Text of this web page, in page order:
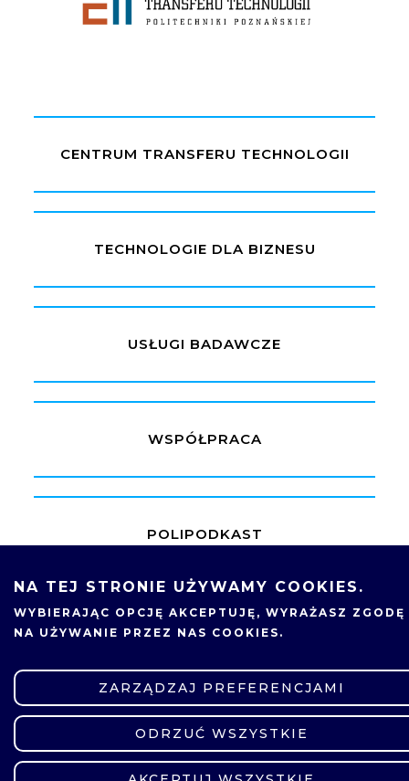
CENTRUM TRANSFERU TECHNOLOGII
CENTRUM TRANSFERU TECHNOLOGII
TECHNOLOGIE DLA BIZNESU
USŁUGI BADAWCZE
WSPÓŁPRACA
POLIPODKAST
SCIENCE4BUSINESS
UPOWSZECHNIANIE DOKTORATÓW
WDROŻENIOWYCH
NA TEJ STRONIE UŻYWAMY COOKIES.
WYBIERAJĄC OPCJĘ AKCEPTUJĘ , WYRAŻASZ ZGODĘ
NA UŻYWANIE PRZEZ NAS COOKIES.
ZARZĄDZAJ PREFERENCJAMI
ODRZUĆ WSZYSTKIE
ZMIEŃ USTAWIENIA